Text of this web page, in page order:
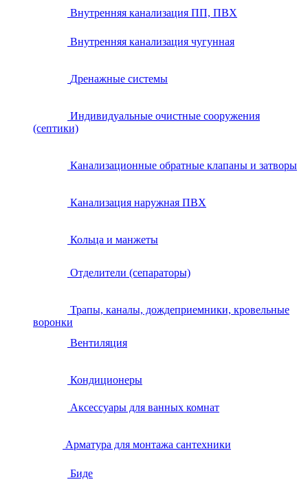
Внутренняя канализация ПП, ПВХ
Внутренняя канализация чугунная
Дренажные системы
Индивидуальные очистные сооружения
(септики)
Канализационные обратные клапаны и затворы
Канализация наружная ПВХ
Кольца и манжеты
Отделители (сепараторы)
Трапы, каналы, дождеприемники, кровельные
воронки
Вентиляция
Кондиционеры
Аксессуары для ванных комнат
Арматура для монтажа сантехники
Биде